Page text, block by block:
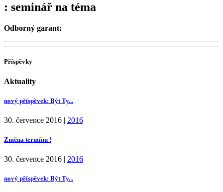
: seminář na téma
Odborný garant:
Příspěvky
Aktuality
nový příspěvek: Být Ty...
30. července 2016 | 2016
Změna termínu !
30. července 2016 | 2016
nový příspěvek: Být Ty...